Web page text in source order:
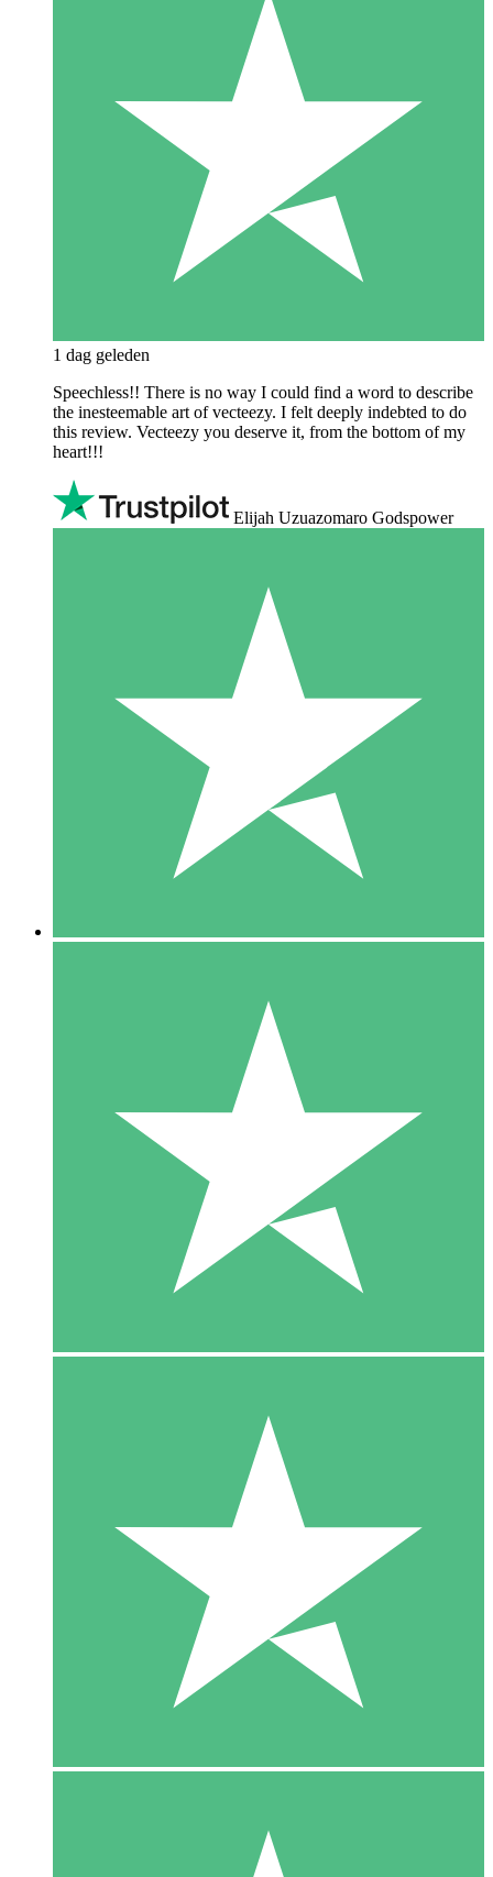
1 dag geleden
Speechless!! There is no way I could find a word to describe
the inesteemable art of vecteezy. I felt deeply indebted to do
this review. Vecteezy you deserve it, from the bottom of my
heart!!!
Elijah Uzuazomaro Godspower